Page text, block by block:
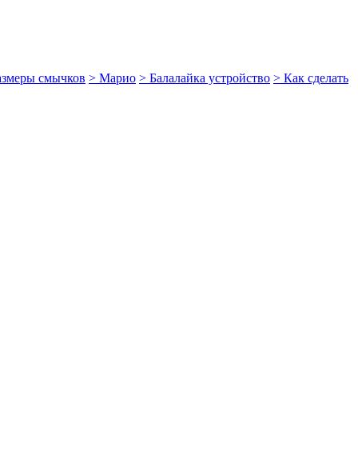
смычков > Марио > Балалайка устройство > Как сделать